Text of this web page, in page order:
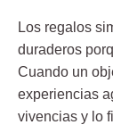
Los regalos
duraderos
Cuando un
experiencias
vivencias y lo